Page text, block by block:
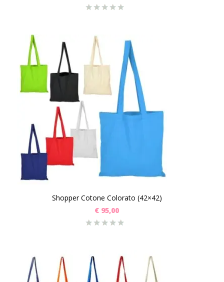
Shopper Cotone Colorato (42×42)
€ 95,00